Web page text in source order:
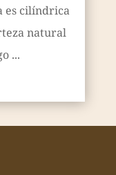
es cilíndrica
natural
...